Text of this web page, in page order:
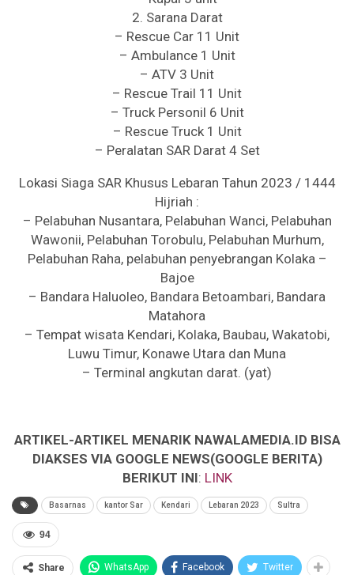
2. Sarana Darat
– Rescue Car 11 Unit
– Ambulance 1 Unit
– ATV 3 Unit
– Rescue Trail 11 Unit
– Truck Personil 6 Unit
– Rescue Truck 1 Unit
– Peralatan SAR Darat 4 Set
Lokasi Siaga SAR Khusus Lebaran Tahun 2023 / 1444
Hijriah :
– Pelabuhan Nusantara, Pelabuhan Wanci, Pelabuhan
Wawonii, Pelabuhan Torobulu, Pelabuhan Murhum,
Pelabuhan Raha, pelabuhan penyebrangan Kolaka –
Bajoe
– Bandara Haluoleo, Bandara Betoambari, Bandara
Matahora
– Tempat wisata Kendari, Kolaka, Baubau, Wakatobi,
Luwu Timur, Konawe Utara dan Muna
– Terminal angkutan darat. (yat)
ARTIKEL-ARTIKEL MENARIK NAWALAMEDIA.ID BISA
DIAKSES VIA GOOGLE NEWS(GOOGLE BERITA)
BERIKUT INI: LINK
Basarnas kantor Sar Kendari Lebaran 2023 Sultra
94
Share WhatsApp Facebook Twitter